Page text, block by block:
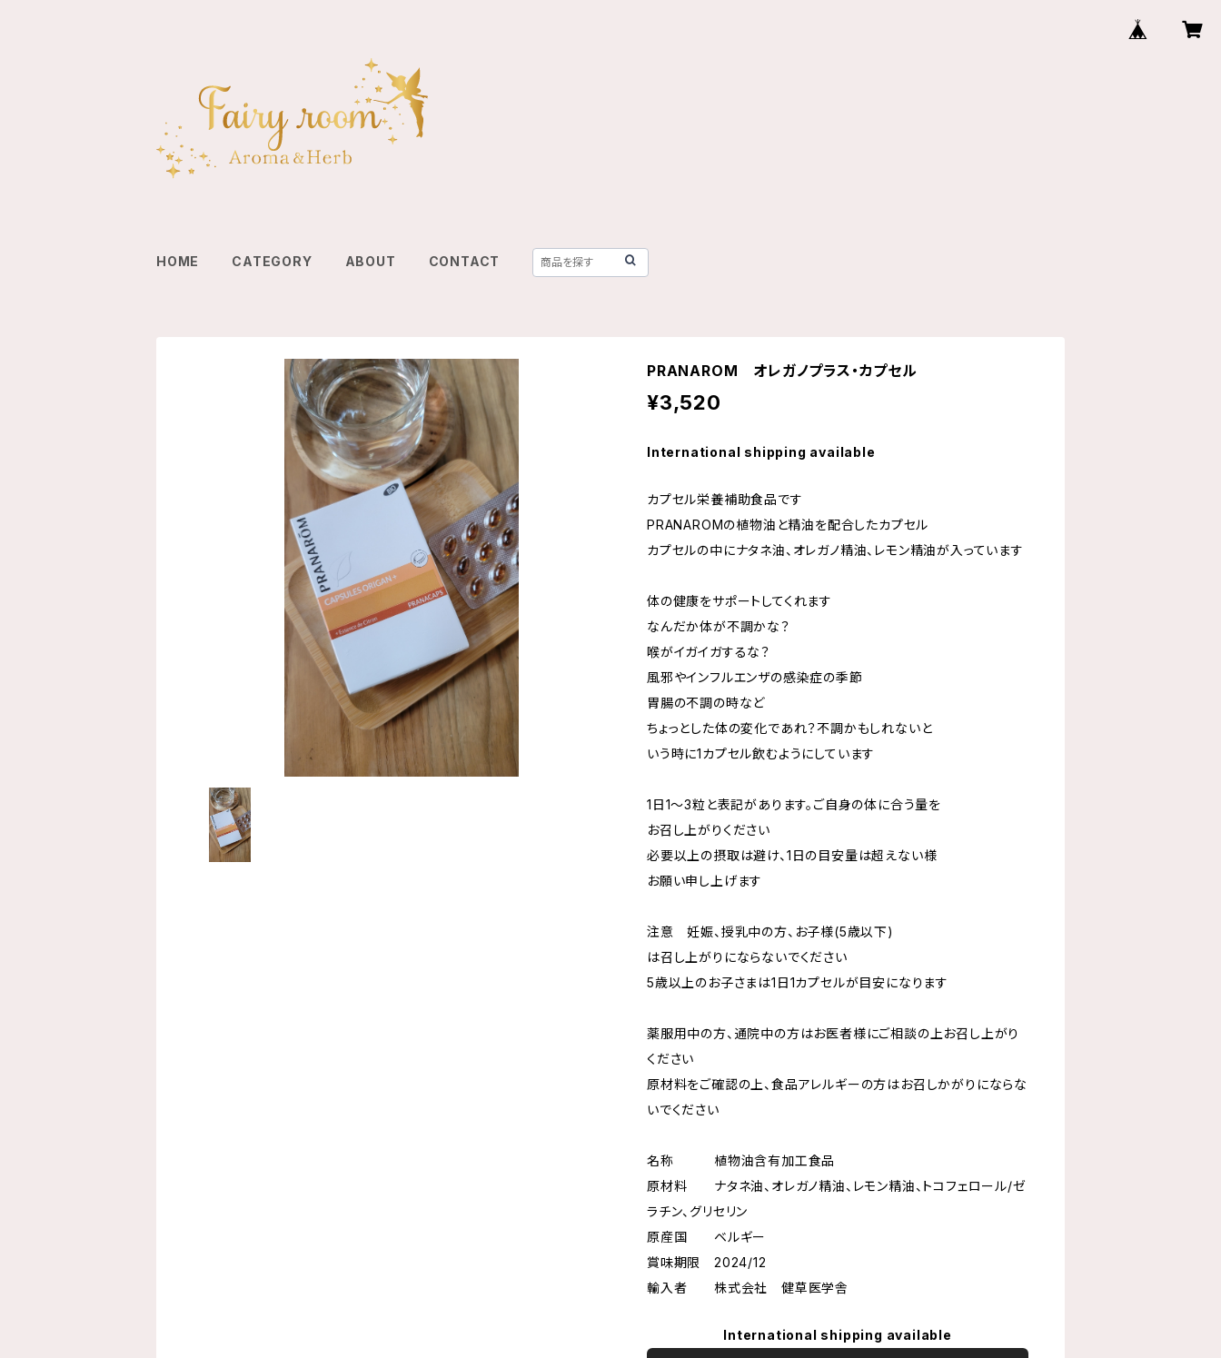
HOME CATEGORY ABOUT CONTACT
PRANAROM オレガノプラス・カプセル
¥3,520
International shipping available
カプセル栄養補助食品です
PRANAROMの植物油と精油を配合したカプセル
カプセルの中にナタネ油、オレガノ精油、レモン精油が入っています
体の健康をサポートしてくれます
なんだか体が不調かな？
喉がイガイガするな？
風邪やインフルエンザの感染症の季節
胃腸の不調の時など
ちょっとした体の変化であれ？不調かもしれないと
いう時に1カプセル飲むようにしています
1日1～3粒と表記があります。ご自身の体に合う量を
お召し上がりください
必要以上の摂取は避け、1日の目安量は超えない様
お願い申し上げます
注意 妊娠、授乳中の方、お子様(5歳以下)
は召し上がりにならないでください
5歳以上のお子さまは1日1カプセルが目安になります
薬服用中の方、通院中の方はお医者様にご相談の上お召し上がり
ください
原材料をご確認の上、食品アレルギーの方はお召しかがりにならな
いでください
名称 植物油含有加工食品
原材料 ナタネ油、オレガノ精油、レモン精油、トコフェロール/ゼ
ラチン、グリセリン
原産国 ベルギー
賞味期限 2024/12
輸入者 株式会社 健草医学舎
International shipping available